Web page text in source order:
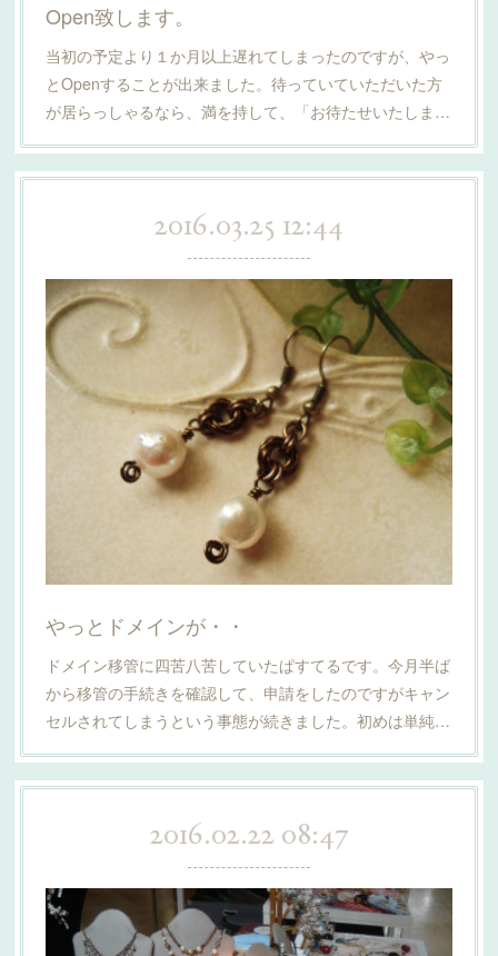
Open致します。
当初の予定より１か月以上遅れてしまったのですが、やっ
とOpenすることが出来ました。待っていていただいた方
が居らっしゃるなら、満を持して、「お待たせいたしま…
2016.03.25 12:44
やっとドメインが・・
ドメイン移管に四苦八苦していたぱすてるです。今月半ば
から移管の手続きを確認して、申請をしたのですがキャン
セルされてしまうという事態が続きました。初めは単純…
2016.02.22 08:47